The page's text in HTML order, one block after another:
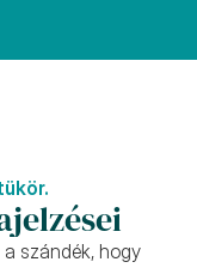
szándék, hogy